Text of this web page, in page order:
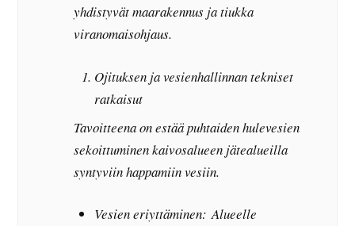
yhdistyvät maarakennus ja tiukka
viranomaisohjaus.
Ojituksen ja vesienhallinnan tekniset
ratkaisut
Tavoitteena on estää puhtaiden hulevesien
sekoittuminen kaivosalueen jätealueilla
syntyviin happamiin vesiin.
Vesien eriyttäminen: Alueelle